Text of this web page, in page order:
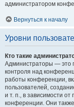
администратором
Вернуться к началу
Уровни
Кто такие
Администраторы — это
контроля над
работы конференции,
пользователей,
и т. п., в зависимости
конференции. Они